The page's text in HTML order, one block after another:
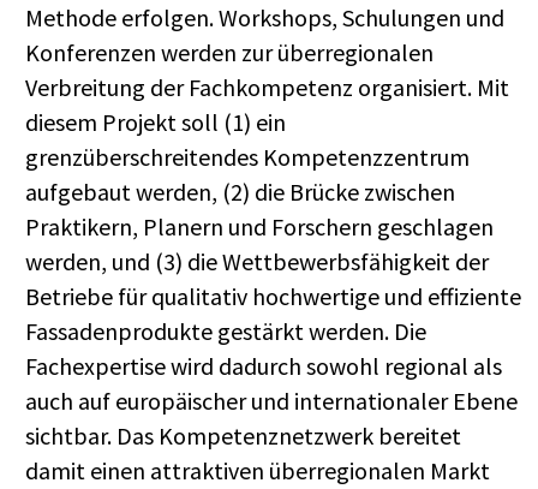
Methode erfolgen. Workshops, Schulungen und
Konferenzen werden zur überregionalen
Verbreitung der Fachkompetenz organisiert. Mit
diesem Projekt soll (1) ein
grenzüberschreitendes Kompetenzzentrum
aufgebaut werden, (2) die Brücke zwischen
Praktikern, Planern und Forschern geschlagen
werden, und (3) die Wettbewerbsfähigkeit der
Betriebe für qualitativ hochwertige und effiziente
Fassadenprodukte gestärkt werden. Die
Fachexpertise wird dadurch sowohl regional als
auch auf europäischer und internationaler Ebene
sichtbar. Das Kompetenznetzwerk bereitet
damit einen attraktiven überregionalen Markt